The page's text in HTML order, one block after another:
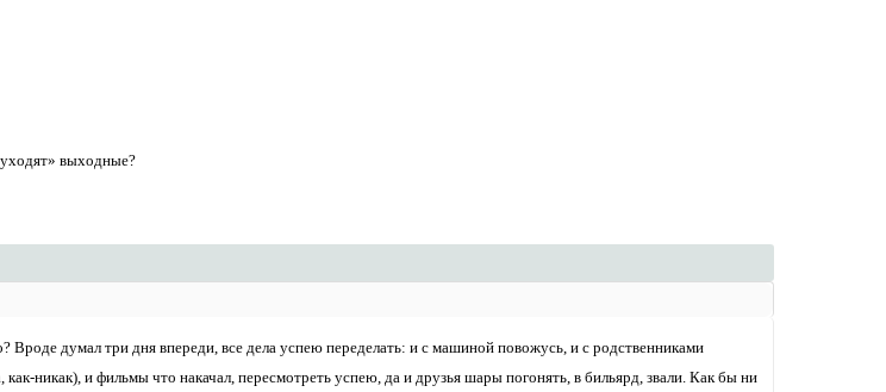
выходные?
думал три дня впереди, все дела успею переделать: и с машиной повожусь, и с родственниками
никак), и фильмы что накачал, пересмотреть успею, да и друзья шары погонять, в бильярд, звали. Как бы ни